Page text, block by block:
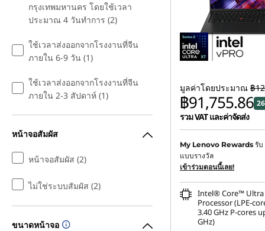
กรุงเทพมหานคร โดยใช้เวลา
ประมาณ 4 วันทำการ (2)
ใช้เวลาส่งออกจากโรงงานที่จีน
ภายใน 6-9 วัน (1)
ใช้เวลาส่งออกจากโรงงานที่จีน
ภายใน 2-3 สัปดาห์ (1)
หน้าจอสัมผัส
หน้าจอสัมผัส (2)
ไม่ใช่ระบบสัมผัส (2)
ขนาดหน้าจอ
มูลค่าโดยประมาณ ฿
฿91,755.86
รวม VAT และค่าจัดส่ง
ประหยัดทันที : -฿
การประหยัด eCoupon :
My Lenovo Rewards รับ
แบบรางวัล
เข้าร่วมตอนนี้เลย!
Intel® Core™ Ultra
Processor (LPE-
3.40 GHz P-cores
GHz)